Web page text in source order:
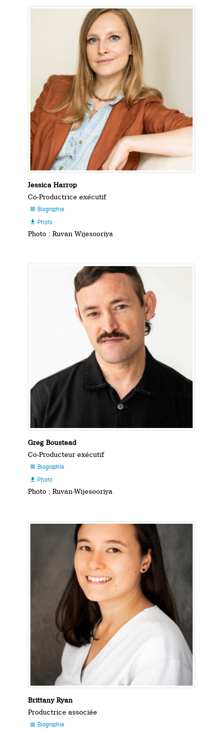
Jessica Harrop
Co-Productrice exécutif
 Biographie
 Photo
Photo : Ruvan Wijesooriya
Greg Boustead
Co-Producteur exécutif
 Biographie
 Photo
Photo : Ruvan-Wijesooriya
Brittany Ryan
Productrice associée
 Biographie